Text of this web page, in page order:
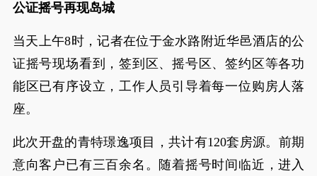
公证摇号再现岛城
当天上午8时，记者在位于金水路附近华邑酒店的公
证摇号现场看到，签到区、摇号区、签约区等各功
能区已有序设立，工作人员引导着每一位购房人落
座。
此次开盘的青特璟逸项目，共计有120套房源。前期
意向客户已有三百余名。随着摇号时间临近，进入